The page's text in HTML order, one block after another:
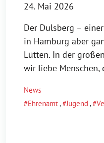
24. Mai 2026
Der Dulsberg –
in Hamburg aber
Lütten. In der
wir liebe
News
Ehrenamt, Jugend ,